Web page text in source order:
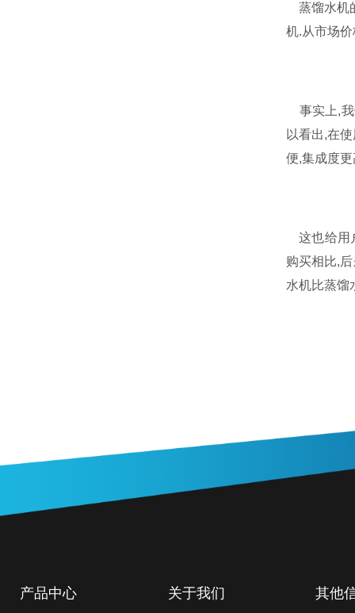
蒸馏水机
机.从市场
事实上,我
以看出,在
便,集成度
这也给用
购买相比,
水机比蒸馏
产品中心 关于我们 其他